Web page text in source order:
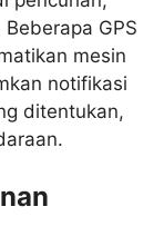
GPS
mesin
notifikasi
ditentukan,